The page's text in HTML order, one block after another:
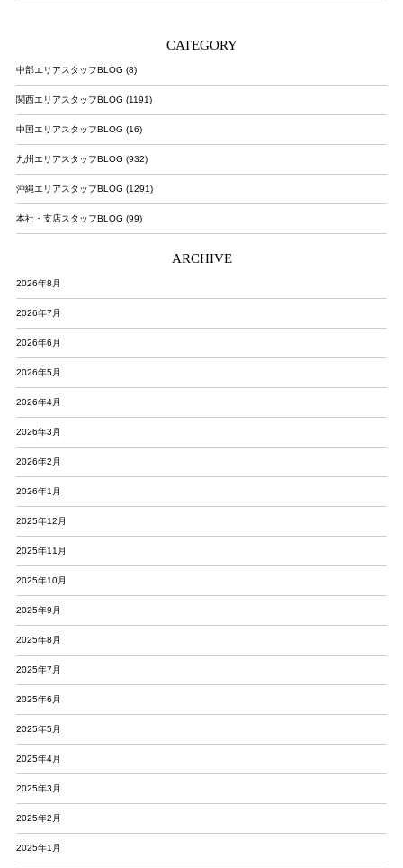
CATEGORY
中部エリアスタッフBLOG (8)
関西エリアスタッフBLOG (1191)
中国エリアスタッフBLOG (16)
九州エリアスタッフBLOG (932)
沖縄エリアスタッフBLOG (1291)
本社・支店スタッフBLOG (99)
ARCHIVE
2026年8月
2026年7月
2026年6月
2026年5月
2026年4月
2026年3月
2026年2月
2026年1月
2025年12月
2025年11月
2025年10月
2025年9月
2025年8月
2025年7月
2025年6月
2025年5月
2025年4月
2025年3月
2025年2月
2025年1月